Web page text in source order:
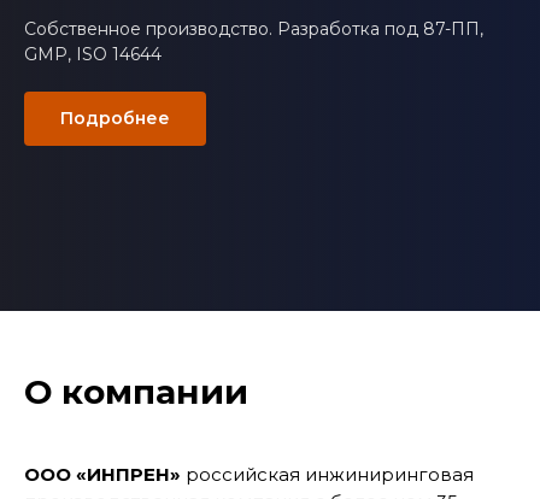
Собственное производство. Разработка под 87-ПП,
GMP, ISO 14644
Подробнее
О компании
ООО «ИНПРЕН» российская инжиниринговая